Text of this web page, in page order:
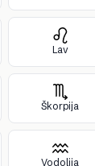
Lav
Škorpija
Vodolija